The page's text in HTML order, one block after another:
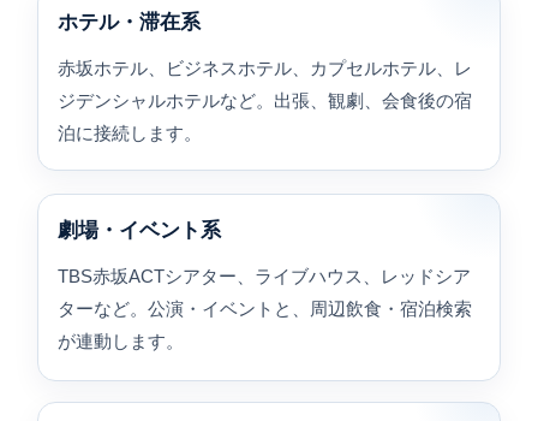
ホテル・滞在系
赤坂ホテル、ビジネスホテル、カプセルホテル、レ
ジデンシャルホテルなど。出張、観劇、会食後の宿
泊に接続します。
劇場・イベント系
TBS赤坂ACTシアター、ライブハウス、レッドシア
ターなど。公演・イベントと、周辺飲食・宿泊検索
が連動します。